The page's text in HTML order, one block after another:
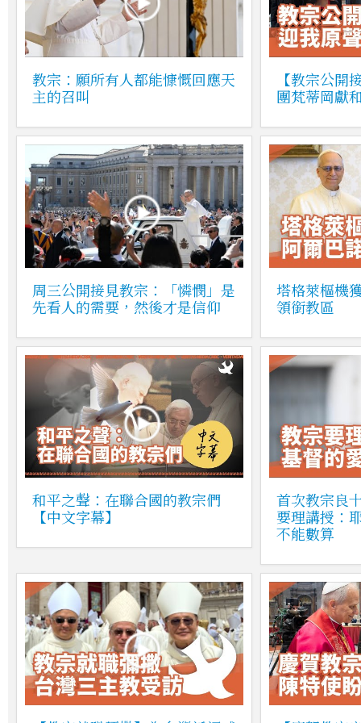
教宗：願所有人都能慷慨回應天
主的召叫
【教宗公開
團梵蒂岡獻
周三公開接見教宗：「憐憫」是
先看人的需要，然後才是信仰
塔格萊樞機
領銜教區
和平之聲：在聯合國的教宗們
【中文字幕】
首次教宗良
要理講授：
不能數算